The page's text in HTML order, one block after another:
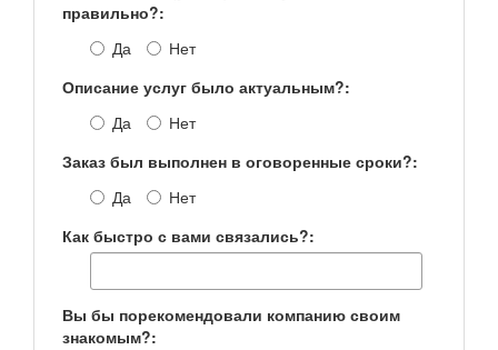
правильно?:
Да
Нет
Описание услуг было актуальным?:
Да
Нет
Заказ был выполнен в оговоренные сроки?:
Да
Нет
Как быстро с вами связались?:
Вы бы порекомендовали компанию своим
знакомым?: